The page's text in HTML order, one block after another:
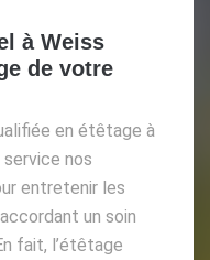
à Weiss
de votre
en étêtage à
nos
entretenir les
un soin
fait, l’étêtage